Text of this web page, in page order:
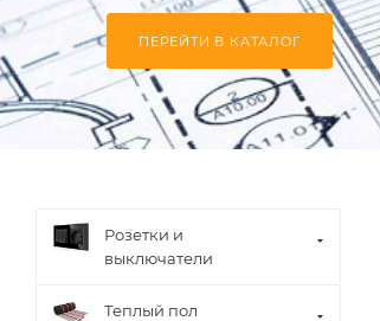
ПЕРЕЙТИ В КАТАЛОГ
Розетки и
выключатели
Теплый пол